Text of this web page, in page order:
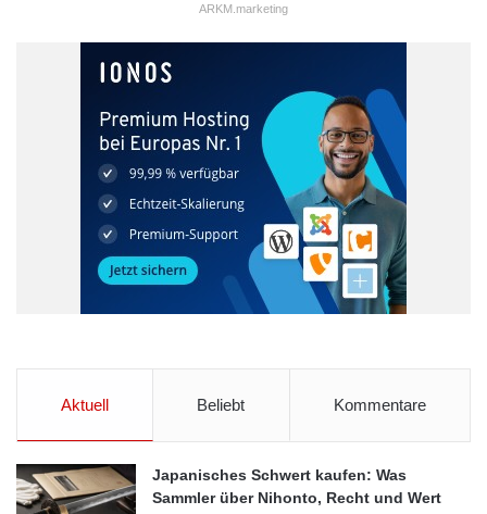
ARKM.marketing
Aktuell Beliebt Kommentare
Japanisches Schwert kaufen: Was
Sammler über Nihonto, Recht und Wert